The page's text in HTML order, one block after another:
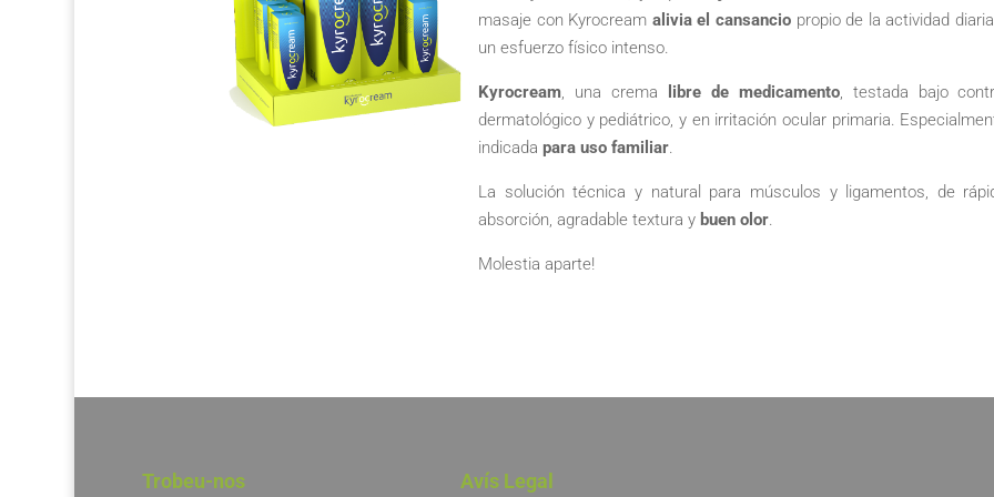
masaje con Kyrocream alivia el cansanciopropio de la actividad
un esfuerzo físico intenso.
Kyrocream, una crema libre de medicamento, testada bajo
dermatológico y pediátrico, y en irritación ocular primaria.
indicada para uso familiar.
La solución técnica y natural para músculos y ligamentos, de
absorción, agradable textura y buen olor.
Molestia aparte!
Trobeu-nos Avís Legal